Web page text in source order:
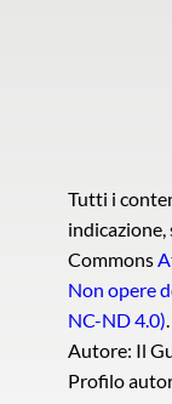
Tutti i
Commons
Non opere
NC-ND 4.0).
Autore: Il
Profilo